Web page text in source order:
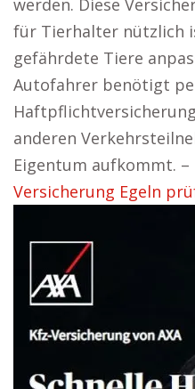
werden. Diese
für Tierhalter nützlich
gefährdete Tiere
Autofahrer benötigt
anderen
Eigentum aufkommt. –
Versicherung Egeln